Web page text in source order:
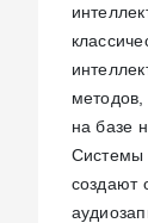
на базе
Системы
создают